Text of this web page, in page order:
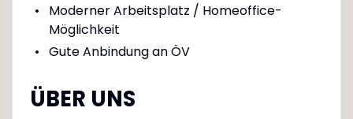
Moderner Arbeitsplatz / Homeoffice-
Möglichkeit
Gute Anbindung an ÖV
ÜBER UNS